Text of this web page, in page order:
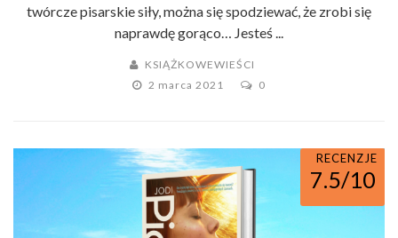
twórcze pisarskie siły, można się spodziewać, że zrobi się
naprawdę gorąco… Jesteś ...
KSIĄŻKOWEWIEŚCI
2 marca 2021
0
RECENZJE
7.5/10